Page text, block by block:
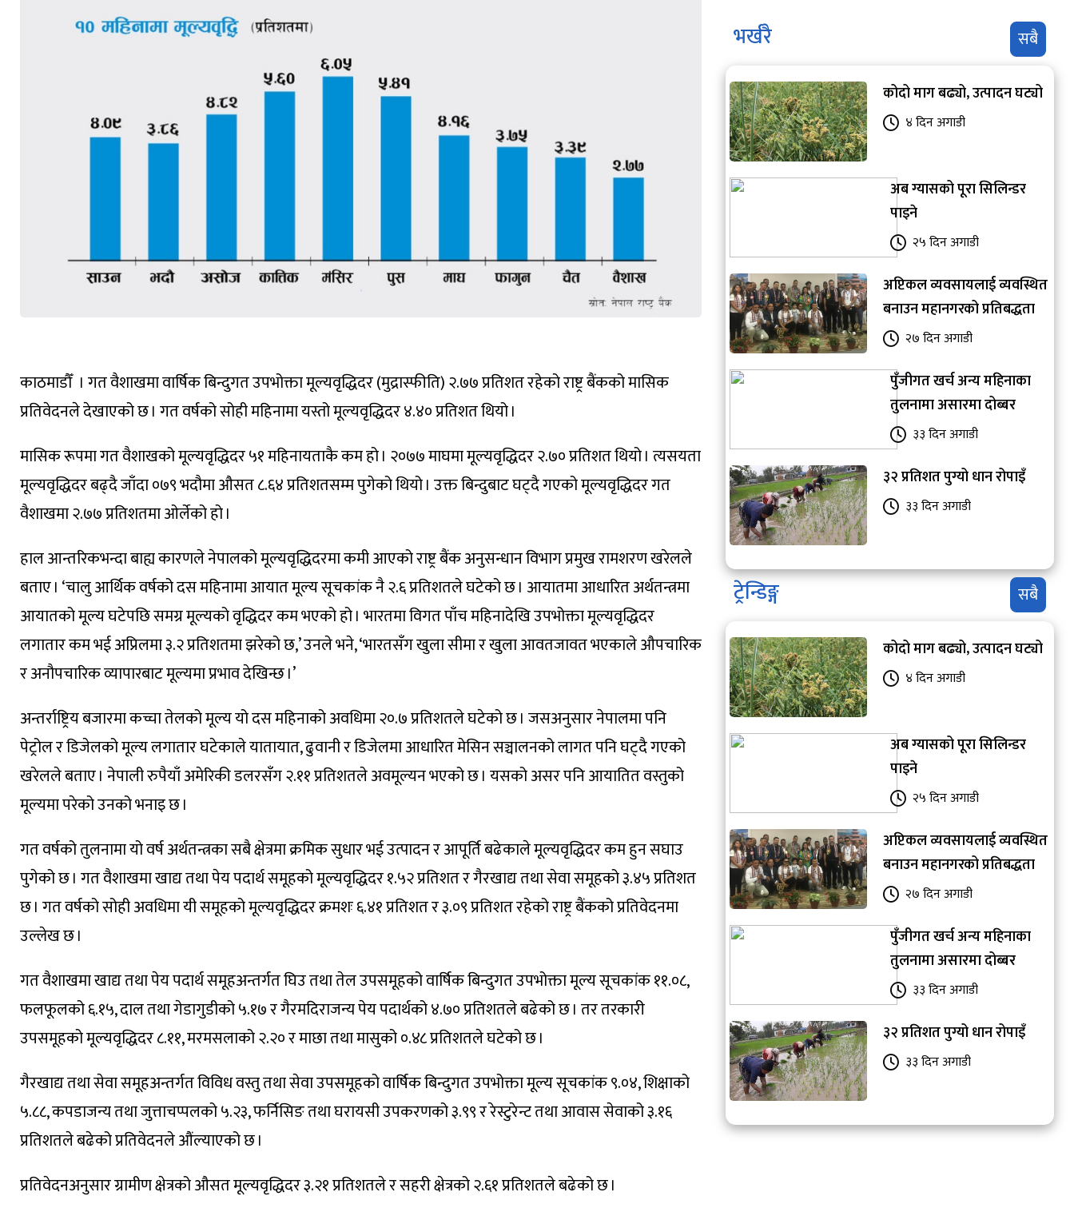
काठमाडौँ । गत वैशाखमा वार्षिक बिन्दुगत उपभोक्ता मूल्यवृद्धिदर (मुद्रास्फीति) २.७७ प्रतिशत रहेको राष्ट्र बैंकको मासिक
प्रतिवेदनले देखाएको छ । गत वर्षको सोही महिनामा यस्तो मूल्यवृद्धिदर ४.४० प्रतिशत थियो ।
मासिक रूपमा गत वैशाखको मूल्यवृद्धिदर ५१ महिनायताकै कम हो । २०७७ माघमा मूल्यवृद्धिदर २.७० प्रतिशत थियो । त्यसयता
मूल्यवृद्धिदर बढ्दै जाँदा ०७९ भदौमा औसत ८.६४ प्रतिशतसम्म पुगेको थियो । उक्त बिन्दुबाट घट्दै गएको मूल्यवृद्धिदर गत
वैशाखमा २.७७ प्रतिशतमा ओर्लेको हो ।
हाल आन्तरिकभन्दा बाह्य कारणले नेपालको मूल्यवृद्धिदरमा कमी आएको राष्ट्र बैंक अनुसन्धान विभाग प्रमुख रामशरण खरेलले
बताए । ‘चालु आर्थिक वर्षको दस महिनामा आयात मूल्य सूचकांक नै २.६ प्रतिशतले घटेको छ । आयातमा आधारित अर्थतन्त्रमा
आयातको मूल्य घटेपछि समग्र मूल्यको वृद्धिदर कम भएको हो । भारतमा विगत पाँच महिनादेखि उपभोक्ता मूल्यवृद्धिदर
लगातार कम भई अप्रिलमा ३.२ प्रतिशतमा झरेको छ,’ उनले भने, ‘भारतसँग खुला सीमा र खुला आवतजावत भएकाले औपचारिक
र अनौपचारिक व्यापारबाट मूल्यमा प्रभाव देखिन्छ ।’
अन्तर्राष्ट्रिय बजारमा कच्चा तेलको मूल्य यो दस महिनाको अवधिमा २०.७ प्रतिशतले घटेको छ । जसअनुसार नेपालमा पनि
पेट्रोल र डिजेलको मूल्य लगातार घटेकाले यातायात, ढुवानी र डिजेलमा आधारित मेसिन सञ्चालनको लागत पनि घट्दै गएको
खरेलले बताए । नेपाली रुपैयाँ अमेरिकी डलरसँग २.११ प्रतिशतले अवमूल्यन भएको छ । यसको असर पनि आयातित वस्तुको
मूल्यमा परेको उनको भनाइ छ ।
गत वर्षको तुलनामा यो वर्ष अर्थतन्त्रका सबै क्षेत्रमा क्रमिक सुधार भई उत्पादन र आपूर्ति बढेकाले मूल्यवृद्धिदर कम हुन सघाउ
पुगेको छ । गत वैशाखमा खाद्य तथा पेय पदार्थ समूहको मूल्यवृद्धिदर १.५२ प्रतिशत र गैरखाद्य तथा सेवा समूहको ३.४५ प्रतिशत
छ । गत वर्षको सोही अवधिमा यी समूहको मूल्यवृद्धिदर क्रमशः ६.४१ प्रतिशत र ३.०९ प्रतिशत रहेको राष्ट्र बैंकको प्रतिवेदनमा
उल्लेख छ ।
गत वैशाखमा खाद्य तथा पेय पदार्थ समूहअन्तर्गत घिउ तथा तेल उपसमूहको वार्षिक बिन्दुगत उपभोक्ता मूल्य सूचकांक ११.०८,
फलफूलको ६.१५, दाल तथा गेडागुडीको ५.१७ र गैरमदिराजन्य पेय पदार्थको ४.७० प्रतिशतले बढेको छ । तर तरकारी
उपसमूहको मूल्यवृद्धिदर ८.११, मरमसलाको २.२० र माछा तथा मासुको ०.४८ प्रतिशतले घटेको छ ।
गैरखाद्य तथा सेवा समूहअन्तर्गत विविध वस्तु तथा सेवा उपसमूहको वार्षिक बिन्दुगत उपभोक्ता मूल्य सूचकांक ९.०४, शिक्षाको
५.८८, कपडाजन्य तथा जुत्ताचप्पलको ५.२३, फर्निसिङ तथा घरायसी उपकरणको ३.९९ र रेस्टुरेन्ट तथा आवास सेवाको ३.१६
प्रतिशतले बढेको प्रतिवेदनले औंल्याएको छ ।
प्रतिवेदनअनुसार ग्रामीण क्षेत्रको औसत मूल्यवृद्धिदर ३.२१ प्रतिशतले र सहरी क्षेत्रको २.६१ प्रतिशतले बढेको छ ।
भर्खरै सबै
कोदो माग बढ्यो, उत्पादन घट्यो
४ दिन अगाडी
अब ग्यासको पूरा सिलिन्डर
पाइने
२५ दिन अगाडी
अप्टिकल व्यवसायलाई व्यवस्थित
बनाउन महानगरको प्रतिबद्धता
२७ दिन अगाडी
पुँजीगत खर्च अन्य महिनाका
तुलनामा असारमा दोब्बर
३३ दिन अगाडी
३२ प्रतिशत पुग्यो धान रोपाइँ
३३ दिन अगाडी
ट्रेन्डिङ्ग सबै
कोदो माग बढ्यो, उत्पादन घट्यो
४ दिन अगाडी
अब ग्यासको पूरा सिलिन्डर
पाइने
२५ दिन अगाडी
अप्टिकल व्यवसायलाई व्यवस्थित
बनाउन महानगरको प्रतिबद्धता
२७ दिन अगाडी
पुँजीगत खर्च अन्य महिनाका
तुलनामा असारमा दोब्बर
३३ दिन अगाडी
३२ प्रतिशत पुग्यो धान रोपाइँ
३३ दिन अगाडी